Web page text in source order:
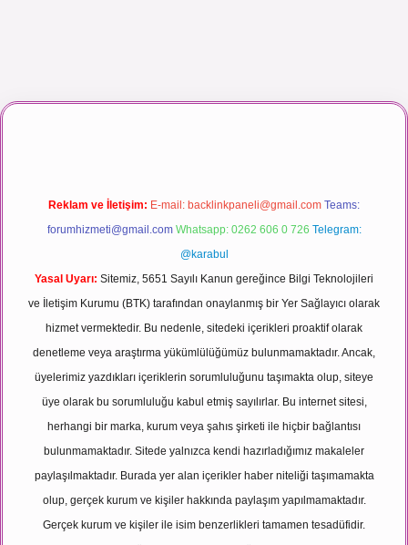
izle
Reklam ve İletişim: E-mail: backlinkpaneli@gmail.com Teams:
forumhizmeti@gmail.com Whatsapp: 0262 606 0 726 Telegram:
@karabul
Yasal Uyarı: Sitemiz, 5651 Sayılı Kanun gereğince Bilgi Teknolojileri
ve İletişim Kurumu (BTK) tarafından onaylanmış bir Yer Sağlayıcı olarak
hizmet vermektedir. Bu nedenle, sitedeki içerikleri proaktif olarak
denetleme veya araştırma yükümlülüğümüz bulunmamaktadır. Ancak,
üyelerimiz yazdıkları içeriklerin sorumluluğunu taşımakta olup, siteye
üye olarak bu sorumluluğu kabul etmiş sayılırlar. Bu internet sitesi,
herhangi bir marka, kurum veya şahıs şirketi ile hiçbir bağlantısı
bulunmamaktadır. Sitede yalnızca kendi hazırladığımız makaleler
paylaşılmaktadır. Burada yer alan içerikler haber niteliği taşımamakta
olup, gerçek kurum ve kişiler hakkında paylaşım yapılmamaktadır.
Gerçek kurum ve kişiler ile isim benzerlikleri tamamen tesadüfidir.